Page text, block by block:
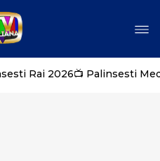
Rai 2026📺 Palinsesti